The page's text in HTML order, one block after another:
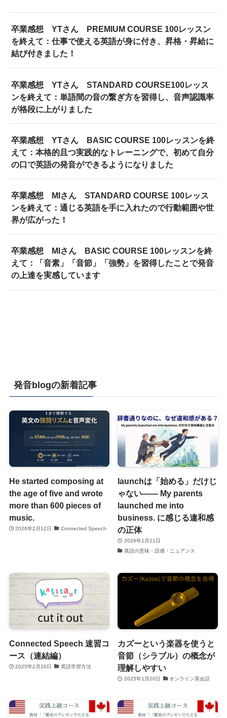
卒業感想 YTさん PREMIUM COURSE 100レッスン
を終えて：仕事で使える英語が身に付き、昇格・昇給に
結び付きました！
卒業感想 YTさん STANDARD COURSE100レッス
ンを終えて：単語間の音の繋ぎ方を習得し、音声認識率
が格段に上がりました
卒業感想 YTさん BASIC COURSE 100レッスンを終
えて：本格的且つ実践的なトレーニングで、初めて自分
の口で英語の発音ができるようになりました
卒業感想 MIさん STANDARD COURSE 100レッス
ンを終えて：通じる英語を手に入れたので行動範囲や世
界が広がった！
卒業感想 MIさん BASIC COURSE 100レッスンを終
えて：「音素」「音節」「強勢」を習得したことで発音
の上達を実感しています
発音blogの新着記事
He started composing at
the age of five and wrote
more than 600 pieces of
music.
2026年2月12日 Connected Speech
launchは「始める」だけじ
ゃない―― My parents
launched me into
business. に感じる違和感
の正体
2026年1月21日
英語の意味・語感・ニュアンス
Connected Speech 速習コ
ース（連結編）
2025年2月20日 英語学習方法
カズーという楽器を使うと
音節（シラブル）の概念が
理解しやすい
2025年1月20日 オンライン英会話